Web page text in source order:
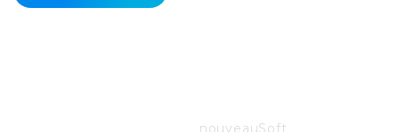
nouveauSoft